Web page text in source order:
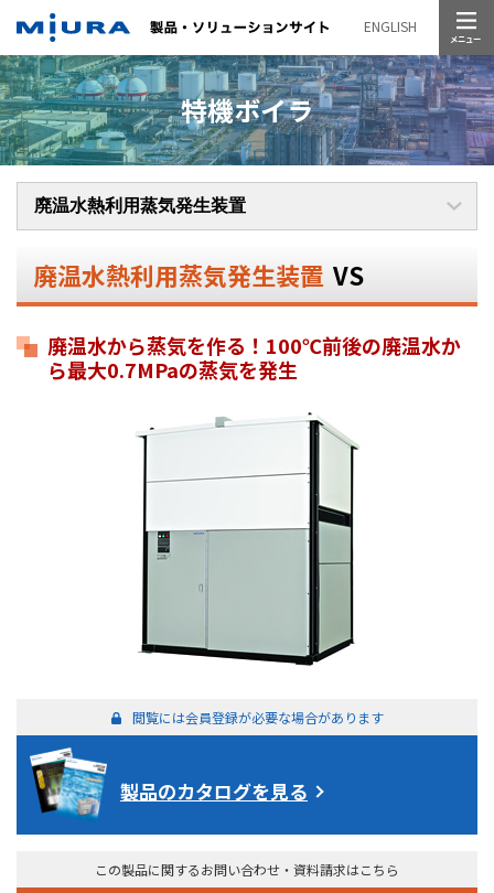
ENGLISH
特機ボイラ
廃温水熱利用蒸気発生装置 VS
廃温水から蒸気を作る！100℃前後の廃温水か
ら最大0.7MPaの蒸気を発生
閲覧には会員登録が必要な場合があります
製品のカタログを見る
この製品に関するお問い合わせ・資料請求はこちら